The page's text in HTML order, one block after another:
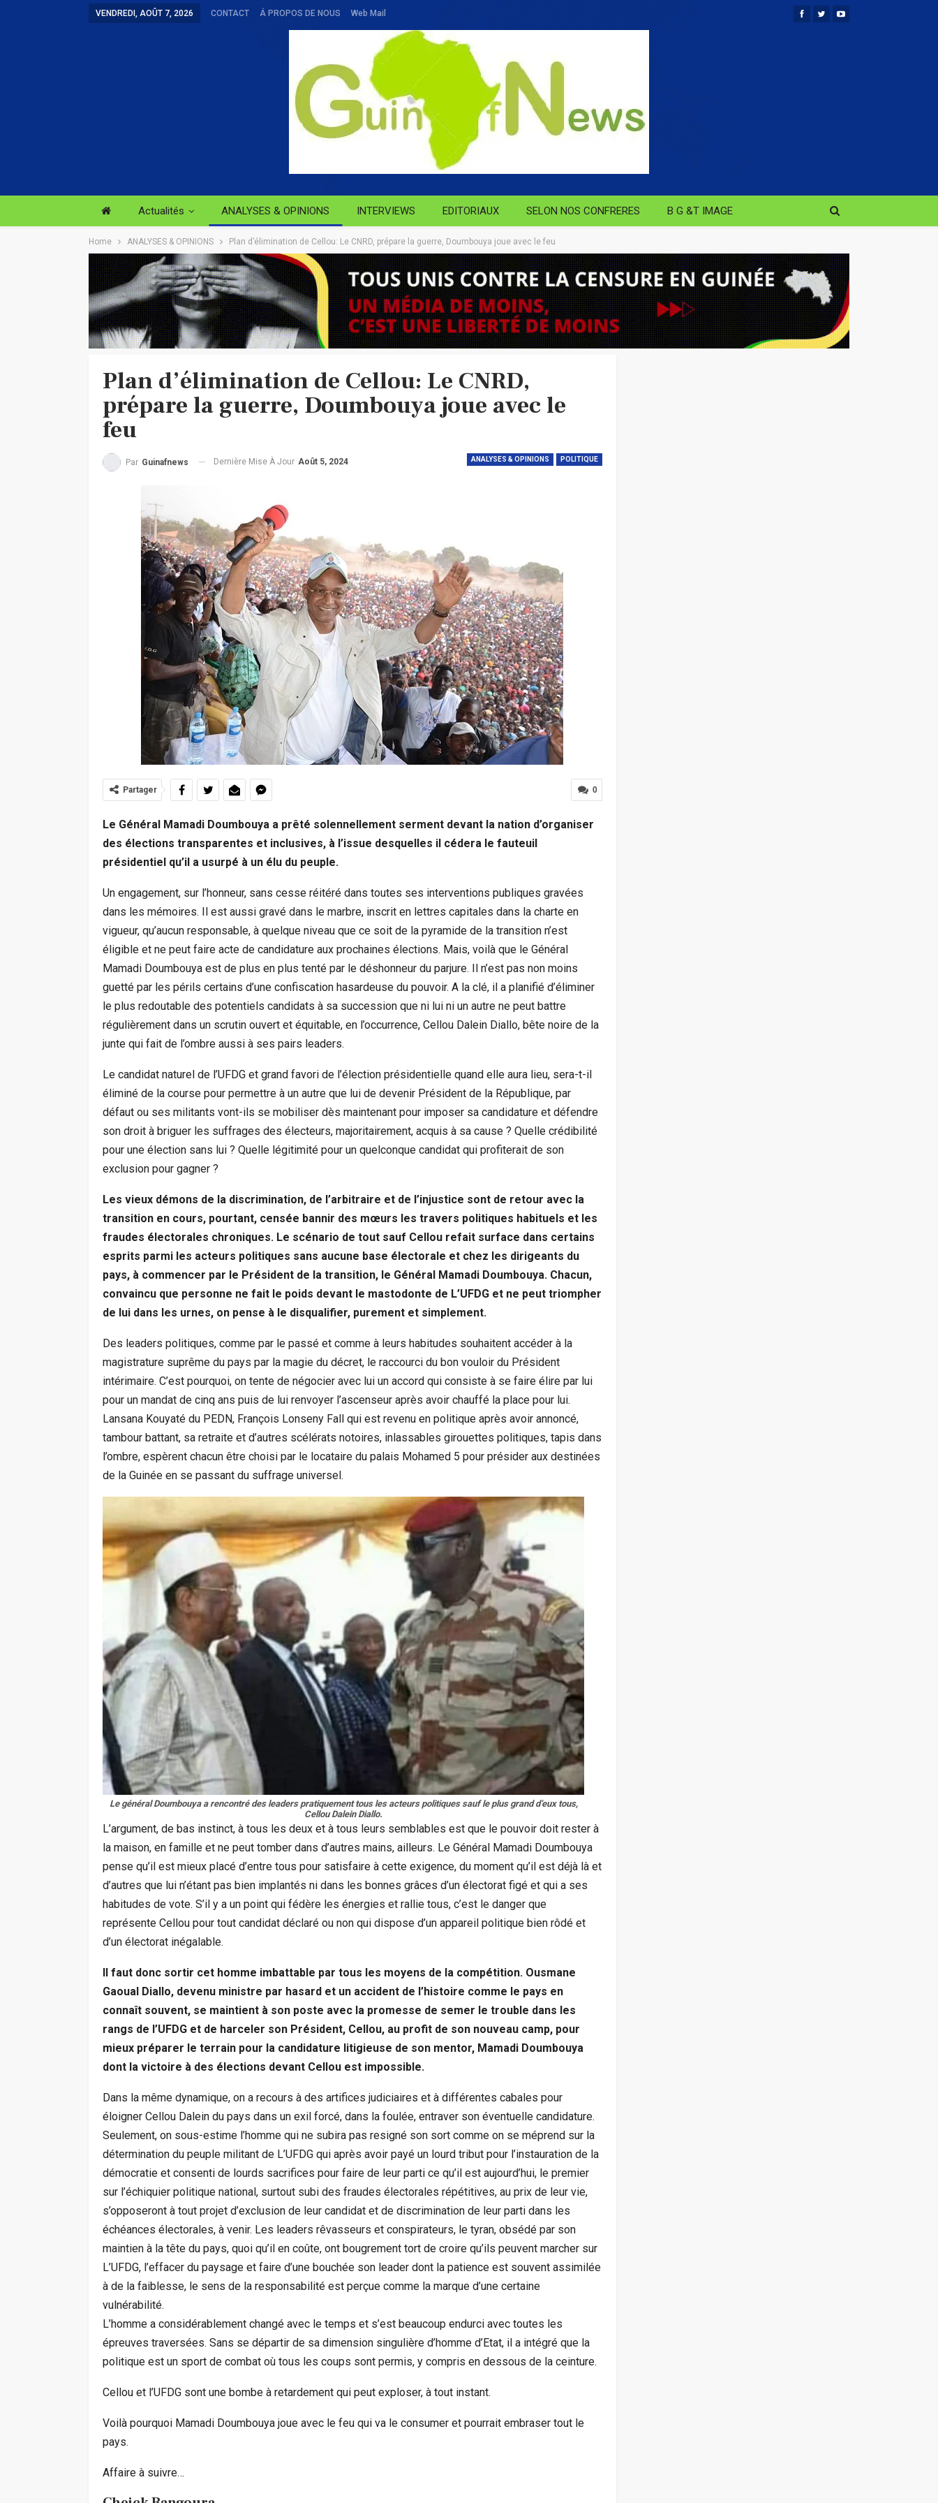
VENDREDI, AOÛT 7, 2026 CONTACT Á PROPOS DE NOUS Web Mail
Actualités ANALYSES & OPINIONS INTERVIEWS EDITORIAUX SELON NOS CONFRERES B G &T IMAGE
Home ANALYSES & OPINIONS Plan d’élimination de Cellou: Le CNRD, prépare la guerre, Doumbouya joue avec le feu
Plan d’élimination de Cellou: Le CNRD,
prépare la guerre, Doumbouya joue avec le
feu
ANALYSES & OPINIONS POLITIQUE
Par Guinafnews Dernière Mise À Jour Août 5, 2024
0
Partager
Le Général Mamadi Doumbouya a prêté solennellement serment devant la nation d’organiser
des élections transparentes et inclusives, à l’issue desquelles il cédera le fauteuil
présidentiel qu’il a usurpé à un élu du peuple.
Un engagement, sur l’honneur, sans cesse réitéré dans toutes ses interventions publiques gravées
dans les mémoires. Il est aussi gravé dans le marbre, inscrit en lettres capitales dans la charte en
vigueur, qu’aucun responsable, à quelque niveau que ce soit de la pyramide de la transition n’est
éligible et ne peut faire acte de candidature aux prochaines élections. Mais, voilà que le Général
Mamadi Doumbouya est de plus en plus tenté par le déshonneur du parjure. Il n’est pas non moins
guetté par les périls certains d’une confiscation hasardeuse du pouvoir. A la clé, il a planifié d’éliminer
le plus redoutable des potentiels candidats à sa succession que ni lui ni un autre ne peut battre
régulièrement dans un scrutin ouvert et équitable, en l’occurrence, Cellou Dalein Diallo, bête noire de la
junte qui fait de l’ombre aussi à ses pairs leaders.
Le candidat naturel de l’UFDG et grand favori de l’élection présidentielle quand elle aura lieu, sera-t-il
éliminé de la course pour permettre à un autre que lui de devenir Président de la République, par
défaut ou ses militants vont-ils se mobiliser dès maintenant pour imposer sa candidature et défendre
son droit à briguer les suffrages des électeurs, majoritairement, acquis à sa cause ? Quelle crédibilité
pour une élection sans lui ? Quelle légitimité pour un quelconque candidat qui profiterait de son
exclusion pour gagner ?
Les vieux démons de la discrimination, de l’arbitraire et de l’injustice sont de retour avec la
transition en cours, pourtant, censée bannir des mœurs les travers politiques habituels et les
fraudes électorales chroniques. Le scénario de tout sauf Cellou refait surface dans certains
esprits parmi les acteurs politiques sans aucune base électorale et chez les dirigeants du
pays, à commencer par le Président de la transition, le Général Mamadi Doumbouya. Chacun,
convaincu que personne ne fait le poids devant le mastodonte de L’UFDG et ne peut triompher
de lui dans les urnes, on pense à le disqualifier, purement et simplement.
Des leaders politiques, comme par le passé et comme à leurs habitudes souhaitent accéder à la
magistrature suprême du pays par la magie du décret, le raccourci du bon vouloir du Président
intérimaire. C’est pourquoi, on tente de négocier avec lui un accord qui consiste à se faire élire par lui
pour un mandat de cinq ans puis de lui renvoyer l’ascenseur après avoir chauffé la place pour lui.
Lansana Kouyaté du PEDN, François Lonseny Fall qui est revenu en politique après avoir annoncé,
tambour battant, sa retraite et d’autres scélérats notoires, inlassables girouettes politiques, tapis dans
l’ombre, espèrent chacun être choisi par le locataire du palais Mohamed 5 pour présider aux destinées
de la Guinée en se passant du suffrage universel.
Le général Doumbouya a rencontré des leaders pratiquement tous les acteurs politiques sauf le plus grand d’eux tous,
Cellou Dalein Diallo.
L’argument, de bas instinct, à tous les deux et à tous leurs semblables est que le pouvoir doit rester à
la maison, en famille et ne peut tomber dans d’autres mains, ailleurs. Le Général Mamadi Doumbouya
pense qu’il est mieux placé d’entre tous pour satisfaire à cette exigence, du moment qu’il est déjà là et
d’autres que lui n’étant pas bien implantés ni dans les bonnes grâces d’un électorat figé et qui a ses
habitudes de vote. S’il y a un point qui fédère les énergies et rallie tous, c’est le danger que
représente Cellou pour tout candidat déclaré ou non qui dispose d’un appareil politique bien rôdé et
d’un électorat inégalable.
Il faut donc sortir cet homme imbattable par tous les moyens de la compétition. Ousmane
Gaoual Diallo, devenu ministre par hasard et un accident de l’histoire comme le pays en
connaît souvent, se maintient à son poste avec la promesse de semer le trouble dans les
rangs de l’UFDG et de harceler son Président, Cellou, au profit de son nouveau camp, pour
mieux préparer le terrain pour la candidature litigieuse de son mentor, Mamadi Doumbouya
dont la victoire à des élections devant Cellou est impossible.
Dans la même dynamique, on a recours à des artifices judiciaires et à différentes cabales pour
éloigner Cellou Dalein du pays dans un exil forcé, dans la foulée, entraver son éventuelle candidature.
Seulement, on sous-estime l’homme qui ne subira pas resigné son sort comme on se méprend sur la
détermination du peuple militant de L’UFDG qui après avoir payé un lourd tribut pour l’instauration de la
démocratie et consenti de lourds sacrifices pour faire de leur parti ce qu’il est aujourd’hui, le premier
sur l’échiquier politique national, surtout subi des fraudes électorales répétitives, au prix de leur vie,
s’opposeront à tout projet d’exclusion de leur candidat et de discrimination de leur parti dans les
échéances électorales, à venir. Les leaders rêvasseurs et conspirateurs, le tyran, obsédé par son
maintien à la tête du pays, quoi qu’il en coûte, ont bougrement tort de croire qu’ils peuvent marcher sur
L’UFDG, l’effacer du paysage et faire d’une bouchée son leader dont la patience est souvent assimilée
à de la faiblesse, le sens de la responsabilité est perçue comme la marque d’une certaine
vulnérabilité.
L’homme a considérablement changé avec le temps et s’est beaucoup endurci avec toutes les
épreuves traversées. Sans se départir de sa dimension singulière d’homme d’Etat, il a intégré que la
politique est un sport de combat où tous les coups sont permis, y compris en dessous de la ceinture.
Cellou et l’UFDG sont une bombe à retardement qui peut exploser, à tout instant.
Voilà pourquoi Mamadi Doumbouya joue avec le feu qui va le consumer et pourrait embraser tout le
pays.
Affaire à suivre…